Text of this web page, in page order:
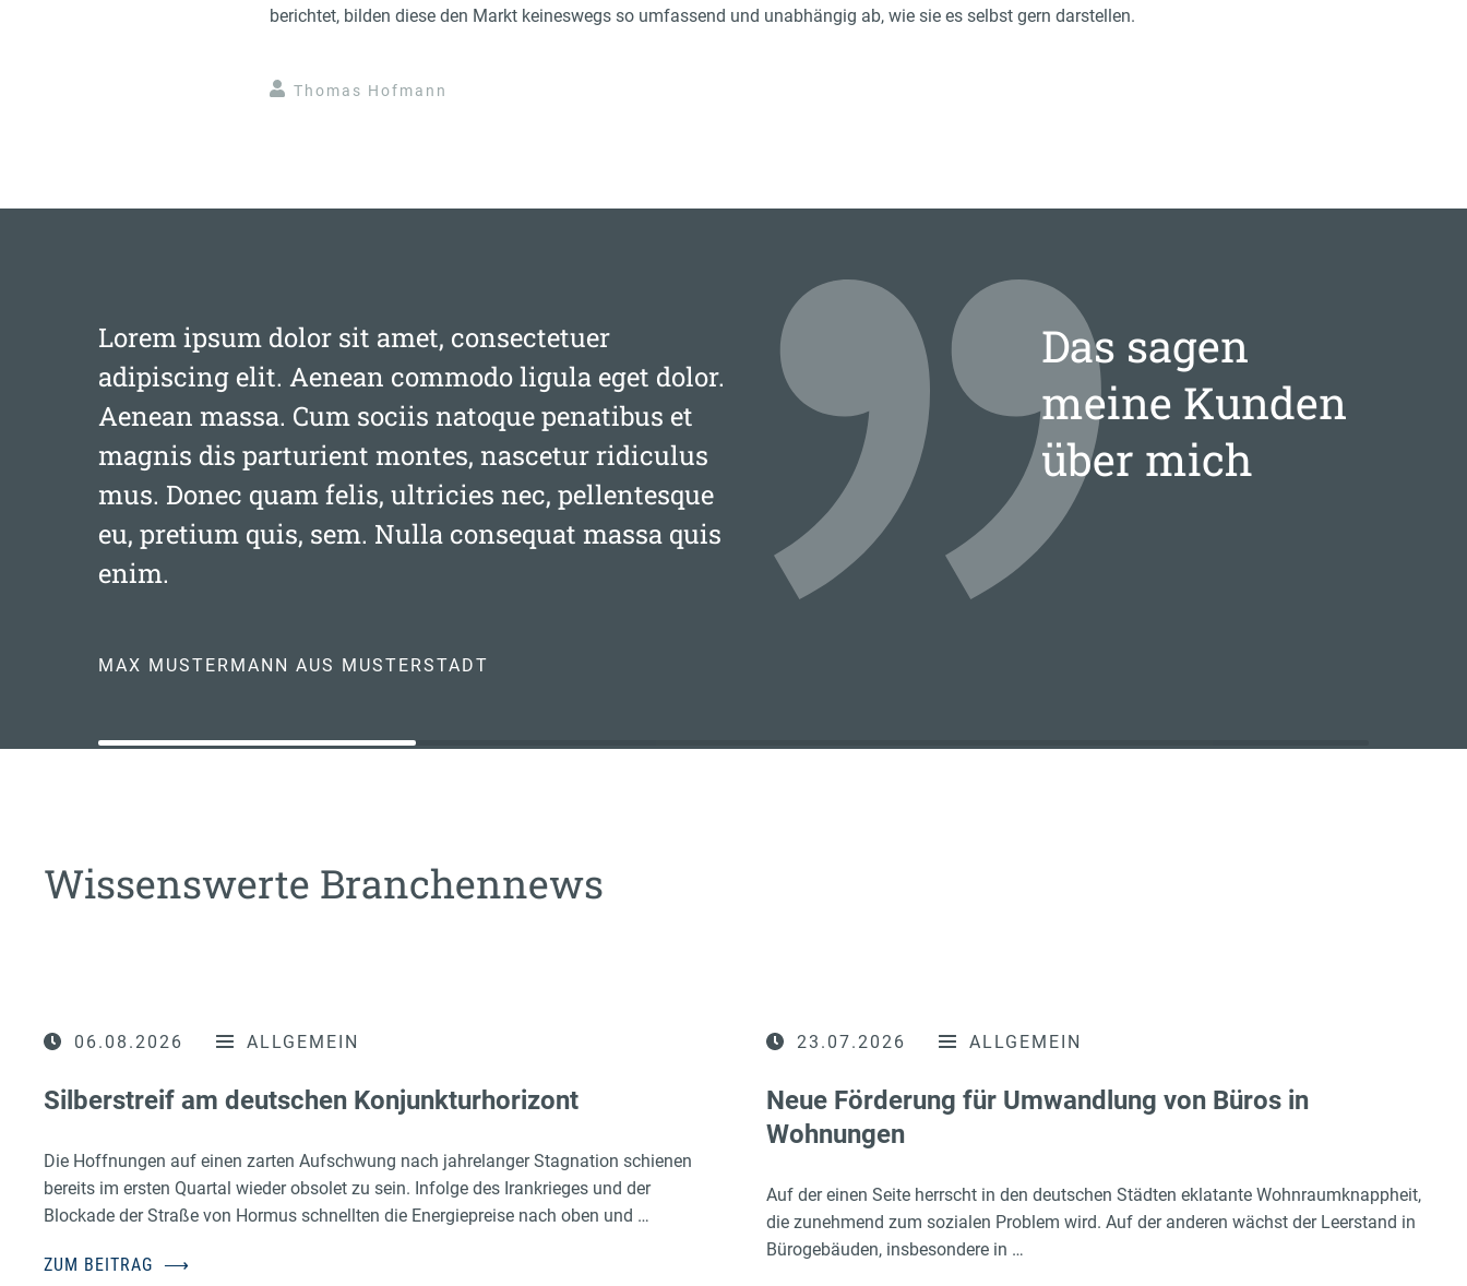
berichtet, bilden diese den Markt keineswegs so umfassend und unabhängig ab, wie sie es selbst gern darstellen.
Thomas Hofmann
Das sagen
meine Kunden
über mich
Lorem ipsum dolor sit amet, consectetuer
adipiscing elit. Aenean commodo ligula eget dolor.
Aenean massa. Cum sociis natoque penatibus et
magnis dis parturient montes, nascetur ridiculus
mus. Donec quam felis, ultricies nec, pellentesque
eu, pretium quis, sem. Nulla consequat massa quis
enim.
MAX MUSTERMANN AUS MUSTERSTADT
Wissenswerte Branchennews
06.08.2026 ALLGEMEIN
Silberstreif am deutschen Konjunkturhorizont
Die Hoffnungen auf einen zarten Aufschwung nach jahrelanger Stagnation schienen
bereits im ersten Quartal wieder obsolet zu sein. Infolge des Irankrieges und der
Blockade der Straße von Hormus schnellten die Energiepreise nach oben und …
ZUM BEITRAG ⟶
23.07.2026 ALLGEMEIN
Neue Förderung für Umwandlung von Büros in
Wohnungen
Auf der einen Seite herrscht in den deutschen Städten eklatante Wohnraumknappheit,
die zunehmend zum sozialen Problem wird. Auf der anderen wächst der Leerstand in
Bürogebäuden, insbesondere in …